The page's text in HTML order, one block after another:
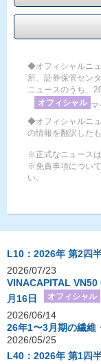
◆オフィシャルニ
所、証券保管セン
ニュースのうち、
オフィシャル マ
◆オフィシャルニ
の情報を翻訳したも
※正式なニュース
※免責事項につい
い。
L10：2026年 第2四
2026/07/23
VINACAPITAL VN50
月16日
オフィシャル
2026/06/14
26年1〜3月期の繊維
2026/05/25
L40：2026年 第1四